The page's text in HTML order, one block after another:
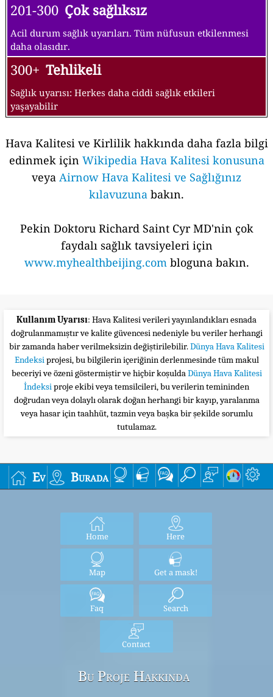
201-300 Çok sağlıksız
Acil durum sağlık uyarıları. Tüm nüfusun etkilenmesi
daha olasıdır.
300+ Tehlikeli
Sağlık uyarısı: Herkes daha ciddi sağlık etkileri
yaşayabilir
Hava Kalitesi ve Kirlilik hakkında daha fazla bilgi
edinmek için Wikipedia Hava Kalitesi konusuna
veya Airnow Hava Kalitesi ve Sağlığınız
kılavuzuna bakın.
Pekin Doktoru Richard Saint Cyr MD'nin çok
faydalı sağlık tavsiyeleri için
www.myhealthbeijing.com bloguna bakın.
Kullanım Uyarısı: Hava Kalitesi verileri yayınlandıkları esnada
doğrulanmamıştır ve kalite güvencesi nedeniyle bu veriler herhangi
bir zamanda haber verilmeksizin değiştirilebilir.Dünya Hava Kalitesi
Endeksiprojesi, bu bilgilerin içeriğinin derlenmesinde tüm makul
beceriyi ve özeni göstermiştir ve hiçbir koşuldaDünya Hava Kalitesi
İndeksiproje ekibi veya temsilcileri, bu verilerin temininden
doğrudan veya dolaylı olarak doğan herhangi bir kayıp, yaralanma
veya hasar için taahhüt, tazmin veya başka bir şekilde sorumlu
tutulamaz.
Ev Burada
Home Here
Map Get a mask!
Faq Search
Contact
Bu Proje Hakkında